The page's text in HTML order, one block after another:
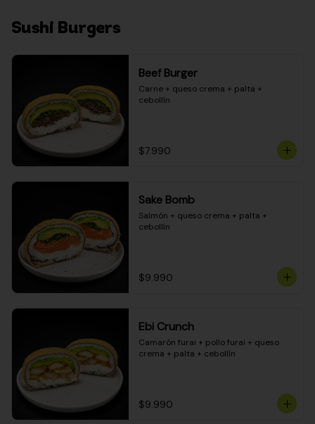
Sushi Burgers
Beef Burger
Carne + queso crema + palta +
cebollín
$7.990
Sake Bomb
Salmón + queso crema + palta +
cebollín
$9.990
Ebi Crunch
Camarón furai + pollo furai + queso
crema + palta + cebollín
$9.990